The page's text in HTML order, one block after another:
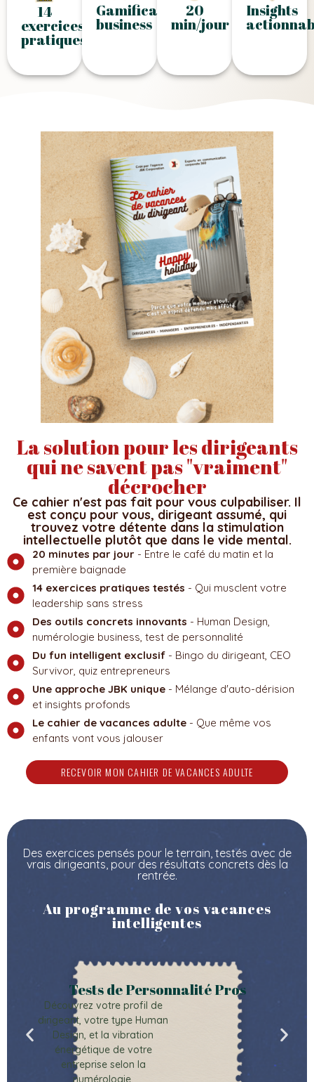
14
exercices
pratiques
Gamification
business
20
min/jour
Insights
La solution pour les dirigeants
qui ne savent pas "vraiment"
décrocher
Ce cahier n'est pas fait pour vous culpabiliser. Il
est conçu pour vous, dirigeant assumé, qui
trouvez votre détente dans la stimulation
intellectuelle plutôt que dans le vide mental.
20 minutes par jour - Entre le café du matin et la
première baignade
14 exercices pratiques testés - Qui musclent votre
leadership sans stress
Des outils concrets innovants - Human Design,
numérologie business, test de personnalité
Du fun intelligent exclusif - Bingo du dirigeant, CEO
Survivor, quiz entrepreneurs
Une approche JBK unique - Mélange d'auto-dérision
et insights profonds
Le cahier de vacances adulte - Que même vos
enfants vont vous jalouser
RECEVOIR MON CAHIER DE VACANCES ADULTE
Des exercices pensés pour le terrain, testés avec de
vrais dirigeants, pour des résultats concrets dès la
rentrée.
Au programme de vos vacances
intelligentes
Tests de Personnalité Pros
Découvrez votre profil de
dirigeant, votre type Human
Design, et la vibration
énergétique de votre
entreprise selon la
numérologie.